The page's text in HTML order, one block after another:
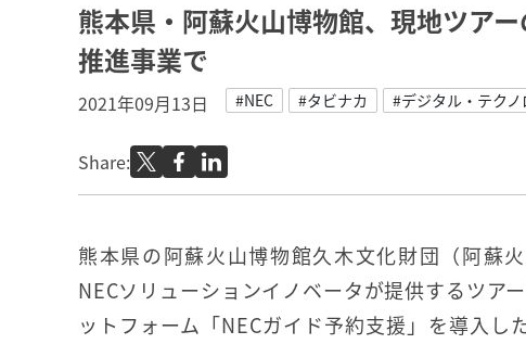
熊本県・阿蘇火山博物館、現地ツア
推進事業で
2021年09月13日 #NEC #タビナカ #デジタル・テクノ
Share:
熊本県の阿蘇火山博物館久木文化財団（阿蘇火
NECソリューションイノベータが提供するツア
ットフォーム「NECガイド予約支援」を導入し